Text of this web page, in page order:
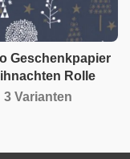
Geschenkpapier
Rolle
3 Varianten